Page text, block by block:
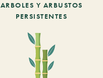
ARBOLES Y ARBUSTOS
PERSISTENTES